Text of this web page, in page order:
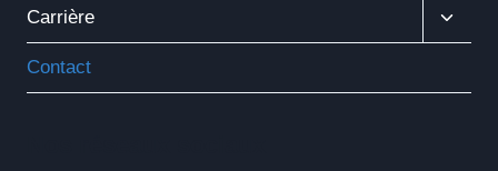
Carrière
Contact